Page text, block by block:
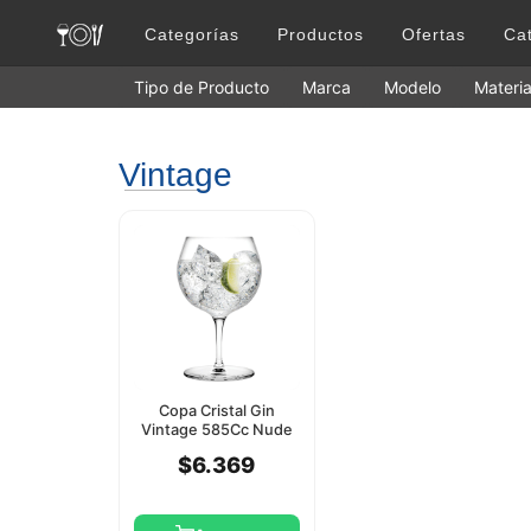
Categorías Productos Ofertas
Tipo de Producto Marca Modelo
Vintage
Copa Cristal Gin
Vintage 585Cc Nude
$6.369